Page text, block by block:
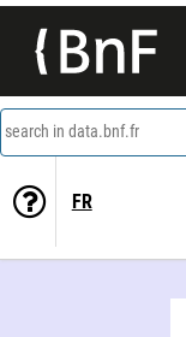
search in data.bnf.fr
FR